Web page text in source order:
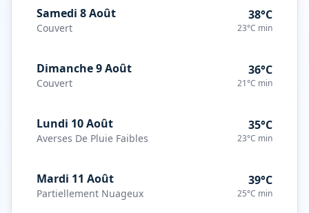
Samedi 8 Août
Couvert
38°C
23°C min
Dimanche 9 Août
Couvert
36°C
21°C min
Lundi 10 Août
Averses De Pluie Faibles
35°C
23°C min
Mardi 11 Août
Partiellement Nuageux
39°C
25°C min